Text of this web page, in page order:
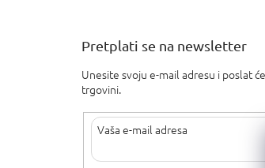
Pretplati se na newsletter
Unesite svoju e-mail adresu i poslat
trgovini.